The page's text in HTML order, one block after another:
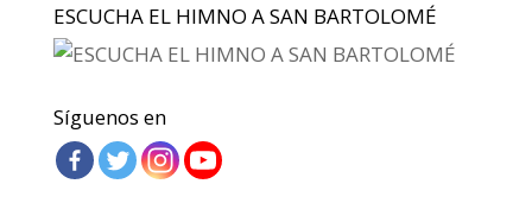
ESCUCHA EL HIMNO A SAN BARTOLOMÉ
Síguenos en